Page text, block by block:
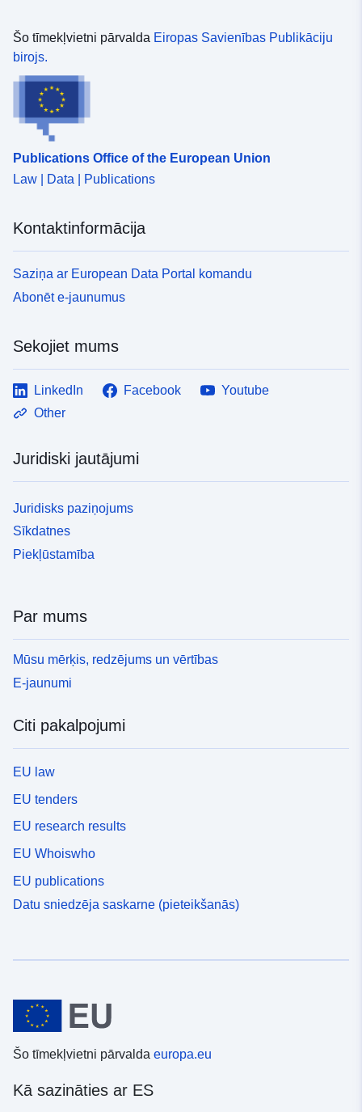
Šo tīmekļvietni pārvalda Eiropas Savienības Publikāciju
birojs.
Publications Office of the European Union
Law | Data | Publications
Kontaktinformācija
Saziņa ar European Data Portal komandu
Abonēt e-jaunumus
Sekojiet mums
LinkedIn Facebook
Youtube
Other
Juridiski jautājumi
Juridisks paziņojums
Sīkdatnes
Piekļūstamība
Par mums
Mūsu mērķis, redzējums un vērtības
E-jaunumi
Citi pakalpojumi
EU law
EU tenders
EU research results
EU Whoiswho
EU publications
Datu sniedzēja saskarne (pieteikšanās)
Šo tīmekļvietni pārvalda europa.eu
Kā sazināties ar ES